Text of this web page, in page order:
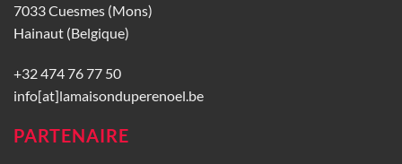
7033 Cuesmes (Mons)
Hainaut (Belgique)
+32 474 76 77 50
info[at]lamaisonduperenoel.be
PARTENAIRE